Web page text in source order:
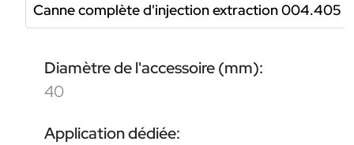
Canne complète d'injection extraction 004.405
Diamètre de l'accessoire (mm):
40
Application dédiée: